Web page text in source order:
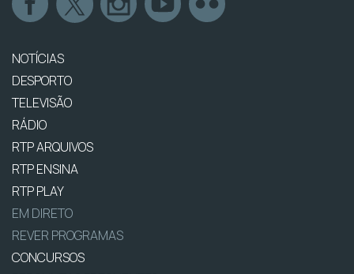
NOTÍCIAS
DESPORTO
TELEVISÃO
RÁDIO
RTP ARQUIVOS
RTP ENSINA
RTP PLAY
EM DIRETO
REVER PROGRAMAS
CONCURSOS